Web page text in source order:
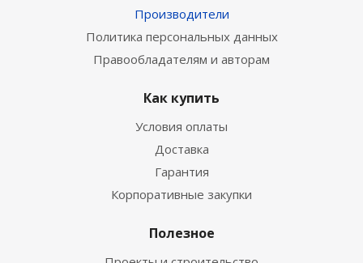
Производители
Политика персональных данных
Правообладателям и авторам
Как купить
Условия оплаты
Доставка
Гарантия
Корпоративные закупки
Полезное